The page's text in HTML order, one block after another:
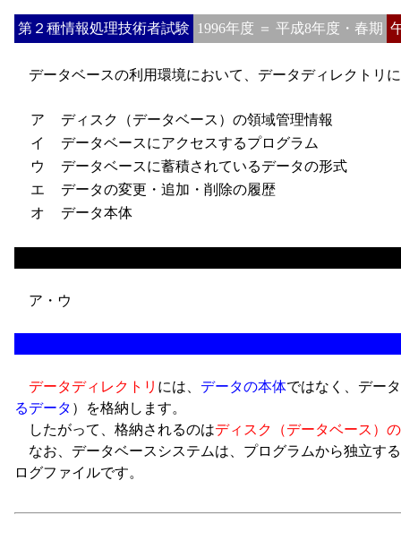
第２種情報処理技術者試験 1996年度 ＝ 平成8年度・春期
データベースの利用環境において、データディレクトリ
ア
ディスク（データベース）の領域管理情報
イ
データベースにアクセスするプログラム
ウ
データベースに蓄積されているデータの形式
エ
データの変更・追加・削除の履歴
オ
データ本体
ア・ウ
データディレクトリ には、 データの本体ではなく、デー
るデータ ）を格納します。
したがって、格納されるのはディスク（データベース）
なお、データベースシステムは、プログラムから独立す
ログファイルです。